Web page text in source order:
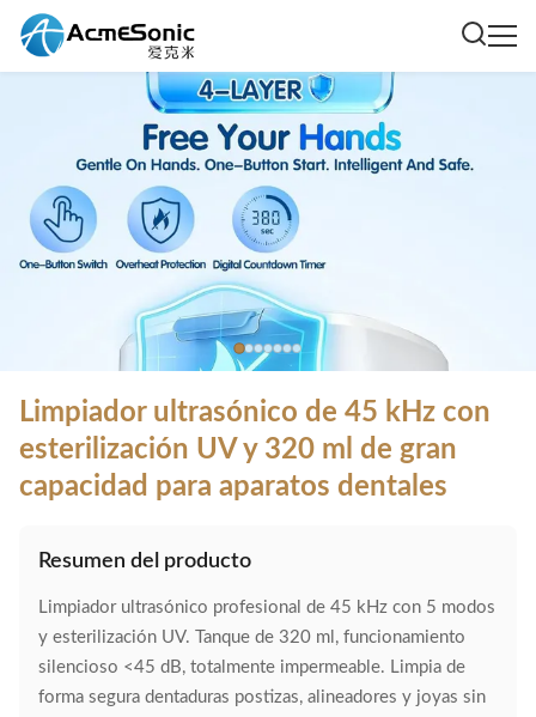
Limpiador ultrasónico de 45 kHz con
esterilización UV y 320 ml de gran
capacidad para aparatos dentales
Resumen del producto
Limpiador ultrasónico profesional de 45 kHz con 5 modos
y esterilización UV. Tanque de 320 ml, funcionamiento
silencioso <45 dB, totalmente impermeable. Limpia de
forma segura dentaduras postizas, alineadores y joyas sin